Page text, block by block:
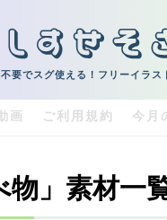
要でスグ使える！フリーイラス
動画 ご利用規約 今月
物」素材一